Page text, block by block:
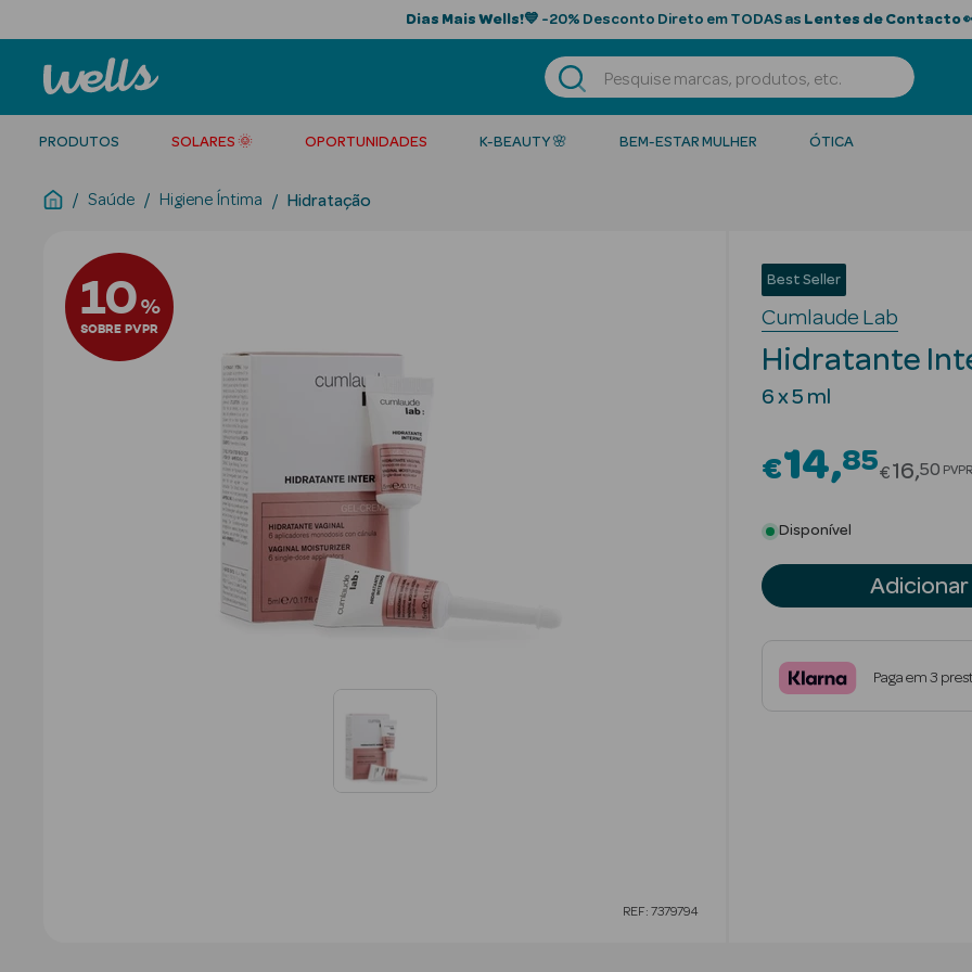
Dias Mais Wells!💙 -20% Desconto Direto em TODAS as Lentes de Contacto
PRODUTOS SOLARES 🌞 OPORTUNIDADES K-BEAUTY 🌸 BEM-ESTAR MULHER ÓTICA
Saúde Higiene Íntima Hidratação
10%
SOBRE PVPR
REF: 7379794
Best Seller
Cumlaude Lab
Hidratante
6 x 5 ml
€14 85Price
€16 50 PVPR
Disponível
Adicionar
Paga em 3